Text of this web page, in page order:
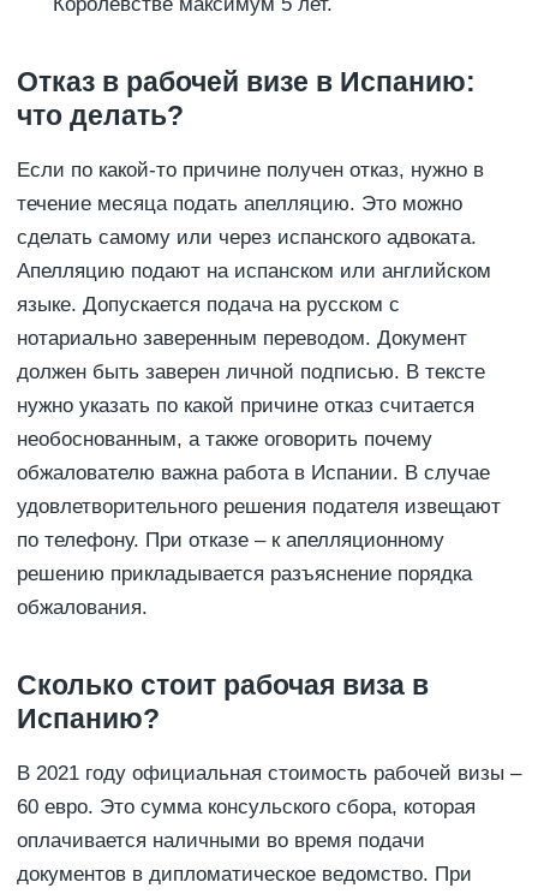
Отказ в рабочей визе в Испанию:
что делать?
Если по какой-то причине получен отказ, нужно в
течение месяца подать апелляцию. Это можно
сделать самому или через испанского адвоката.
Апелляцию подают на испанском или английском
языке. Допускается подача на русском с
нотариально заверенным переводом. Документ
должен быть заверен личной подписью. В тексте
нужно указать по какой причине отказ считается
необоснованным, а также оговорить почему
обжалователю важна работа в Испании. В случае
удовлетворительного решения подателя извещают
по телефону. При отказе – к апелляционному
решению прикладывается разъяснение порядка
обжалования.
Сколько стоит рабочая виза в
Испанию?
В 2021 году официальная стоимость рабочей визы –
60 евро. Это сумма консульского сбора, которая
оплачивается наличными во время подачи
документов в дипломатическое ведомство. При